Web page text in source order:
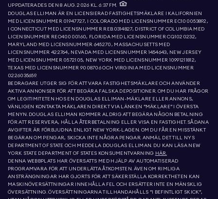
UPPDATERADES DEN 8 AUG. 2026 KL. 6:37 FM.
DOUGLAS ELLIMAN ÄR EN LICENSIERAD FASTIGHETSMÄKLARE I KALIFORNIEN
MED LICENSNUMMER 01947727, I COLORADO MED LICENSNUMMER EC100053892,
I CONNECTICUT MED LICENSNUMMER REB.0314827, DISTRICT OF COLUMBIA MED
LICENSNUMMER REO40000160, FLORIDA MED LICENSNUMMER CQ1020232,
MARYLAND MED LICENSNUMMER 645270, MASSACHUSETTS MED
LICENSNUMMER 422764, NEVADA MED LICENSNUMMER 1454643, NEW JERSEY
MED LICENSNUMMER 0572105, NEW YORK MED LICENSNUMMER 10991211812,
TEXAS MED LICENSNUMMER 9008706 OCH VIRGINIA MED LICENSNUMMER
0226035659.
BEDRAGARE UTGER SIG FÖR ATT VARA FASTIGHETSMÄKLARE OCH ANVÄNDER
AKTIVA ANNONSER FÖR ATT BEGÄRA FALSKA DEPOSITIONER. OM DU HAR FRÅGOR
OM LEGITIMITETEN HOS EN DOUGLAS ELLIMAN-MÄKLARE ELLER ANNONS,
VÄNLIGEN KONTAKTA MÄKLAREN DIREKT VIA LÄNKEN ”MÄKLARE” I ÖVERSTA
MENYN. DOUGLAS ELLIMAN KOMMER ALDRIG ATT BEGÄRA NÅGON BETALNING
FÖR ATT RESERVERA, HÅLLA ÅTERBETALNING ELLER VISA EN FASTIGHET. SÅDANA
AVGIFTER ÄR FÖRBJUDNA ENLIGT NEW YORK-LAGEN. OM DU FÅR EN MISSTÄNKT
BEGÄRAN OM PENGAR, SKICKA INTE NÅGRA PENGAR. ANMÄL DET TILL NYS
DEPARTMENT OF STATE OCH MEDDELA DOUGLAS ELLIMAN. DU KAN LÄSA NEW
YORK STATE DEPARTMENT OF STATES KONSUMENTVARNING HÄR.
DENNA WEBBPLATS HAR ÖVERSATTS MED HJÄLP AV AUTOMATISERAD
PROGRAMVARA FÖR ATT UNDERLÄTTA ÅTKOMSTEN. ÄVEN OM RIMLIGA
ANSTRÄNGNINGAR HAR GJORTS FÖR ATT SÄKERSTÄLLA KORREKTHETEN KAN
MASKINÖVERSÄTTNINGAR INNEHÅLLA FEL OCH ERSÄTTER INTE EN MÄNSKLIG
ÖVERSÄTTNING. ÖVERSÄTTNINGARNA TILLHANDAHÅLLS ”I BEFINTLIGT SKICK”,